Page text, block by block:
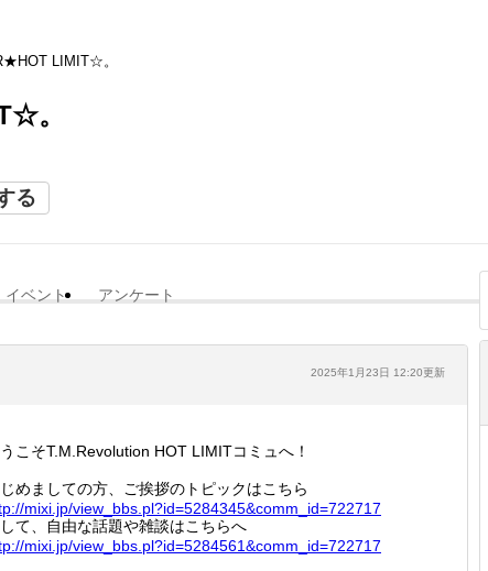
LIMIT☆。
。
る
イベント アンケート
2025年1月23日 12:20更新
こそT.M.Revolution HOT LIMITコミュへ！
めましての方、ご挨拶のトピックはこちら
mixi.jp/view_bbs.pl?id=5284345&comm _id=722717
て、自由な話題や雑談はこちらへ
mixi.jp/view_bbs.pl?id=5284561&comm _id=722717